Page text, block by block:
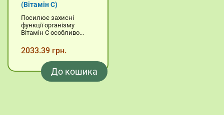
(Вітамін C)
Посилює захисні
функції організму
Вітамін С особливо...
2033.39 грн.
До кошика